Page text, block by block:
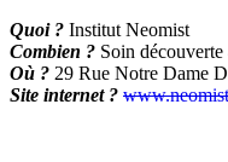
Quoi ? Institut Neomist
Combien ? Soin découverte
Où ? 29 Rue Notre Dame
Site internet ?